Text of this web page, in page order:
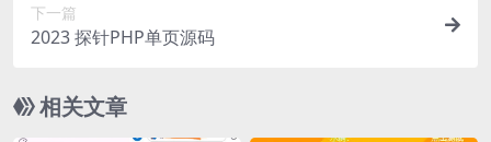
下一篇
2023 探针PHP单页源码
相关文章